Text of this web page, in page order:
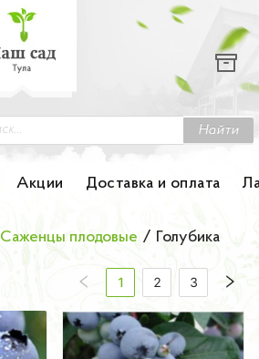
Найти
Акции Доставка и оплата
Саженцы плодовые / Голубика
1 2 3